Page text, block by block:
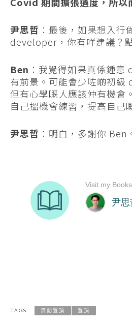
尹思哲 ：最後，如果想入行
developer，你有咩建議？
Ben ：我覺得如果真係鍾
有前景。可能會少咗啲初級
但有心學嘅人應該仲有機會
自己搵機會練習，提高自己
尹思哲 ：明白，多謝你 Ben
TAGS : 流動置頂 置頂